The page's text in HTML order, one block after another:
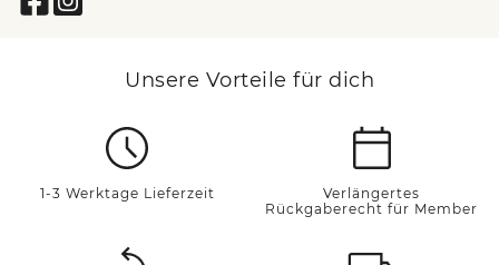
Unsere Vorteile für dich
1-3 Werktage Lieferzeit
Verlängertes
Rückgaberecht für Member